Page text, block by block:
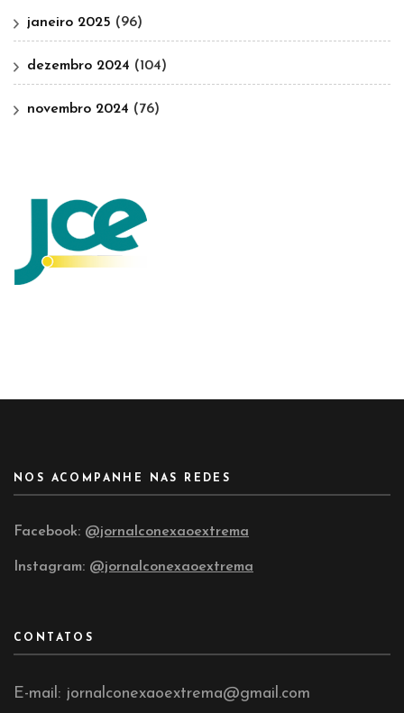
janeiro 2025 (96)
dezembro 2024 (104)
novembro 2024 (76)
NOS ACOMPANHE NAS REDES
Facebook: @jornalconexaoextrema
Instagram: @jornalconexaoextrema
CONTATOS
E-mail: jornalconexaoextrema@gmail.com